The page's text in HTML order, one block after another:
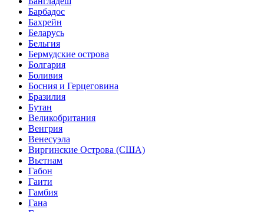
Барбадос
Бахрейн
Беларусь
Бельгия
Бермудские острова
Болгария
Боливия
Босния и Герцеговина
Бразилия
Бутан
Великобритания
Венгрия
Венесуэла
Виргинские Острова (США)
Вьетнам
Габон
Гаити
Гамбия
Гана